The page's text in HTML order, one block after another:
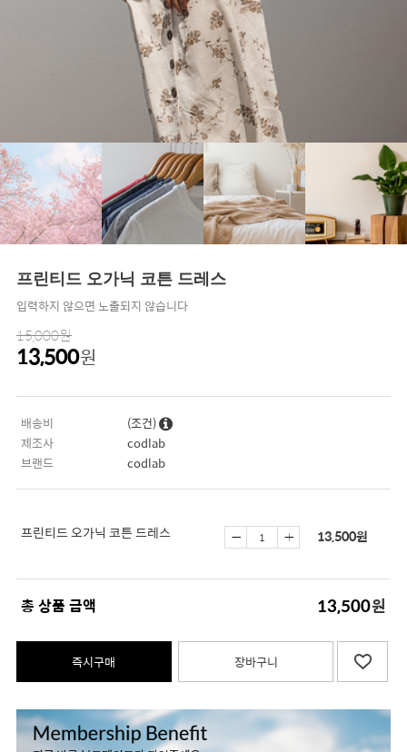
프린티드 오가닉 코튼 드레스
입력하지 않으면 노출되지 않습니다
15,000원
13,500원
배송비
(조건)
제조사
codlab
브랜드
codlab
프린티드 오가닉 코튼 드레스 13,500원
총 상품 금액 13,500원
즉시구매 장바구니